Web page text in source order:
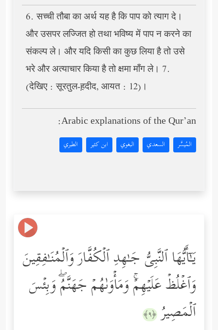
6. सच्ची तौबा का अर्थ यह है कि पाप को त्याग दे।
और उसपर लज्जित हो तथा भविष्य में पाप न करने का
संकल्प ले। और यदि किसी का कुछ लिया है तो उसे
भरे और अत्याचार किया है तो क्षमा माँग ले। 7.
(देखिए : सूरतुल-ह़दीद, आयत : 12)।
Arabic explanations of the Qur’an:
المُيسَّر السعدي البغوي ابن كثير الطبري
یَـٰۤأَیُّهَا ٱلنَّبِیُّ جَـٰهِدِ ٱلۡكُفَّارَ وَٱلۡمُنَـٰفِقِینَ
وَٱغۡلُظۡ عَلَیۡهِمۡۚ وَمَأۡوَىٰهُمۡ جَهَنَّمُۖ وَبِئۡسَ
ٱلۡمَصِیرُ ﴿٩﴾